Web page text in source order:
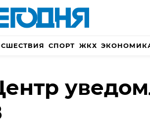
СПОРТ ЖКХ